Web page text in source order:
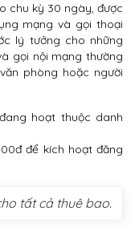
chu kỳ 30 ngày, được
mạng và gọi thoại
lý tưởng cho những
gọi nội mạng thường
phòng hoặc người
hoạt thuộc danh
để kích hoạt đăng
tất cả thuê bao.